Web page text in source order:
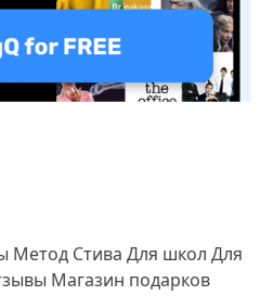
Метод Стива Для школ Для
Магазин подарков